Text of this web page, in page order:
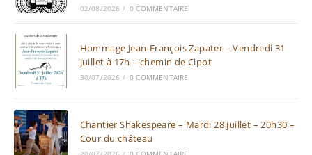
02/08/2026 / 0 COMMENTAIRE
Hommage Jean-François Zapater – Vendredi 31
juillet à 17h – chemin de Cipot
30/07/2026 / 0 COMMENTAIRE
Chantier Shakespeare – Mardi 28 juillet – 20h30 –
Cour du château